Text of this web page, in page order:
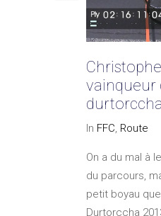
vainqueur
In FFC, Route
On a du mal à
du parcours,
petit boyau
Durtorccha